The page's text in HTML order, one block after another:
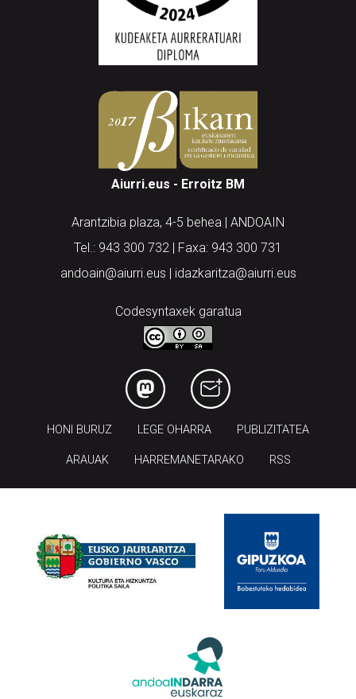
Aiurri.eus - Erroitz BM
Arantzibia plaza, 4-5 behea | ANDOAIN
Tel.: 943 300 732 | Faxa: 943 300 731
andoain@aiurri.eus | idazkaritza@aiurri.eus
Codesyntaxek garatua
HONI BURUZ LEGE OHARRA PUBLIZITATEA
ARAUAK HARREMANETARAKO RSS